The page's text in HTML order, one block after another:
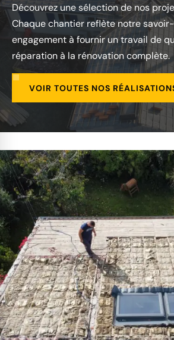
Découvrez une sélection de nos
Chaque chantier reflète notre
engagement à fournir un travail de
réparation à la rénovation complète.
VOIR TOUTES NOS